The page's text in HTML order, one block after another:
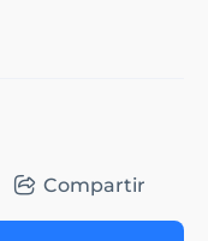
Compartir